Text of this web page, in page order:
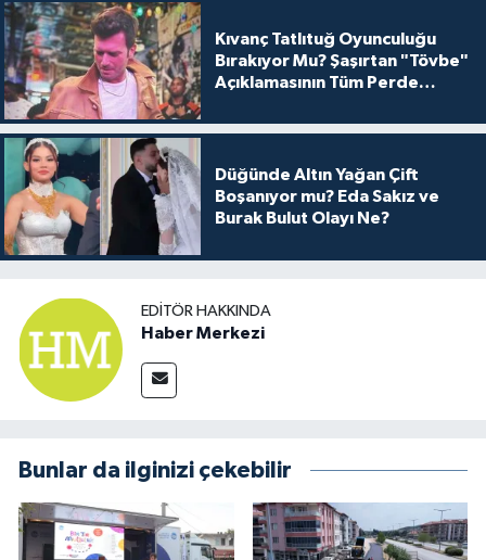
Kıvanç Tatlıtuğ Oyunculuğu
Bırakıyor Mu? Şaşırtan "Tövbe"
Açıklamasının Tüm Perde
Düğünde Altın Yağan Çift
Boşanıyor mu? Eda Sakız ve
Burak Bulut Olayı Ne?
EDITÖR HAKKINDA
Haber Merkezi
Bunlar da ilginizi çekebilir